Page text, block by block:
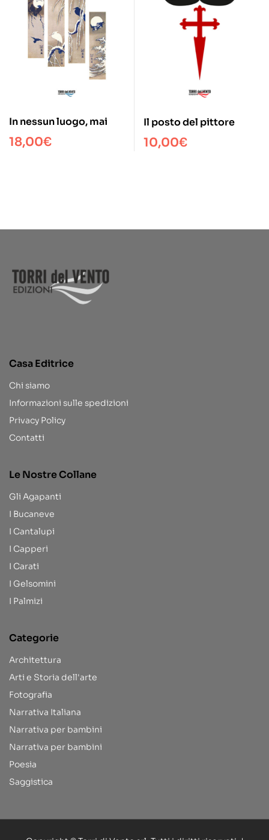
In nessun luogo, mai
18,00€
Il posto del pittore
10,00€
Casa Editrice
Chi siamo
Informazioni sulle spedizioni
Privacy Policy
Contatti
Le Nostre Collane
Gli Agapanti
I Bucaneve
I Cantalupi
I Capperi
I Carati
I Gelsomini
I Palmizi
Categorie
Architettura
Arti e Storia dell'arte
Fotografia
Narrativa Italiana
Narrativa per bambini
Narrativa per bambini
Poesia
Saggistica